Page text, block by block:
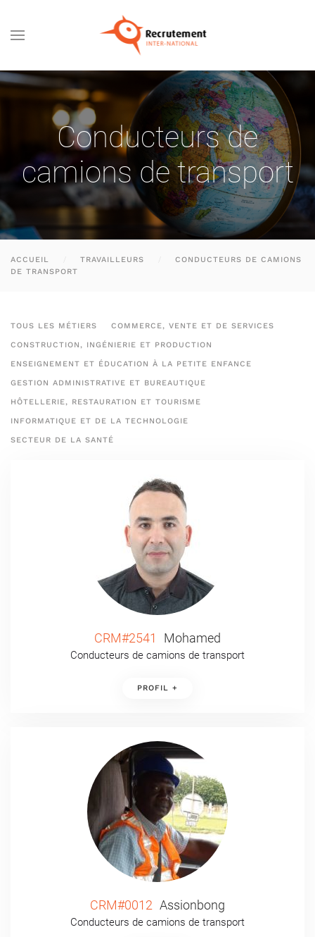
Passer au contenu principal
Conducteurs de
camions de transport
ACCUEIL TRAVAILLEURS
CONDUCTEURS DE CAMIONS
DE TRANSPORT
TOUS LES MÉTIERS COMMERCE, VENTE ET DE SERVICES
CONSTRUCTION, INGÉNIERIE ET PRODUCTION
ENSEIGNEMENT ET ÉDUCATION À LA PETITE ENFANCE
GESTION ADMINISTRATIVE ET BUREAUTIQUE
HÔTELLERIE, RESTAURATION ET TOURISME
INFORMATIQUE ET DE LA TECHNOLOGIE
SECTEUR DE LA SANTÉ
CRM#2541 Mohamed
Conducteurs de camions de transport
PROFIL +
CRM#0012 Assionbong
Conducteurs de camions de transport